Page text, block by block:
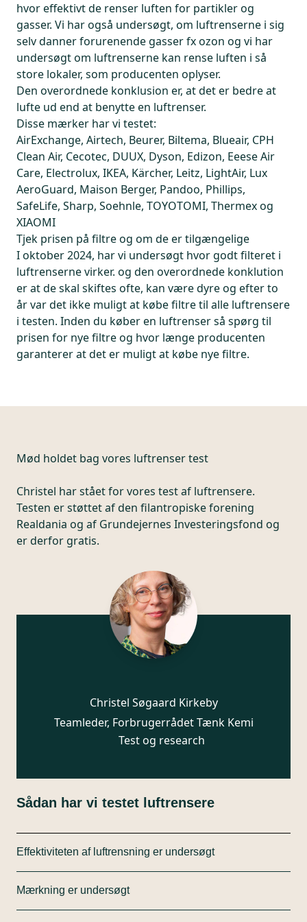
hvor effektivt de renser luften for partikler og
gasser. Vi har også undersøgt, om luftrenserne i sig
selv danner forurenende gasser fx ozon og vi har
undersøgt om luftrenserne kan rense luften i så
store lokaler, som producenten oplyser.
Den overordnede konklusion er, at det er bedre at
lufte ud end at benytte en luftrenser.
Disse mærker har vi testet:
AirExchange, Airtech, Beurer, Biltema, Blueair, CPH
Clean Air, Cecotec, DUUX, Dyson, Edizon, Eeese Air
Care, Electrolux, IKEA, Kärcher, Leitz, LightAir, Lux
AeroGuard, Maison Berger, Pandoo, Phillips,
SafeLife, Sharp, Soehnle, TOYOTOMI, Thermex og
XIAOMI
Tjek prisen på filtre og om de er tilgængelige
I oktober 2024, har vi undersøgt hvor godt filteret i
luftrenserne virker. og den overordnede konklution
er at de skal skiftes ofte, kan være dyre og efter to
år var det ikke muligt at købe filtre til alle luftrensere
i testen. Inden du køber en luftrenser så spørg til
prisen for nye filtre og hvor længe producenten
garanterer at det er muligt at købe nye filtre.
Mød holdet bag vores luftrenser test
Christel har stået for vores test af luftrensere.
Testen er støttet af den filantropiske forening
Realdania og af Grundejernes Investeringsfond og
er derfor gratis.
Christel Søgaard Kirkeby
Teamleder, Forbrugerrådet Tænk Kemi
Test og research
Sådan har vi testet luftrensere
Effektiviteten af luftrensning er undersøgt
Tre rygerobotter har simultant røget cigaretter i et
testkammer og luften er blandet rundt med en
Mærkning er undersøgt